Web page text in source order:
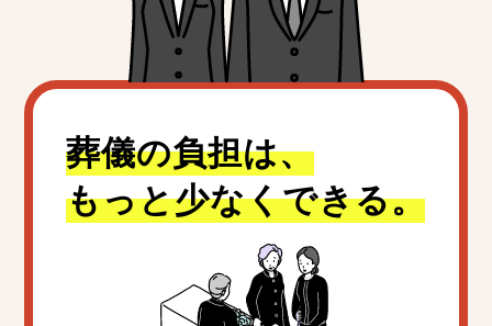
葬儀の負担は、
もっと少なくできる。